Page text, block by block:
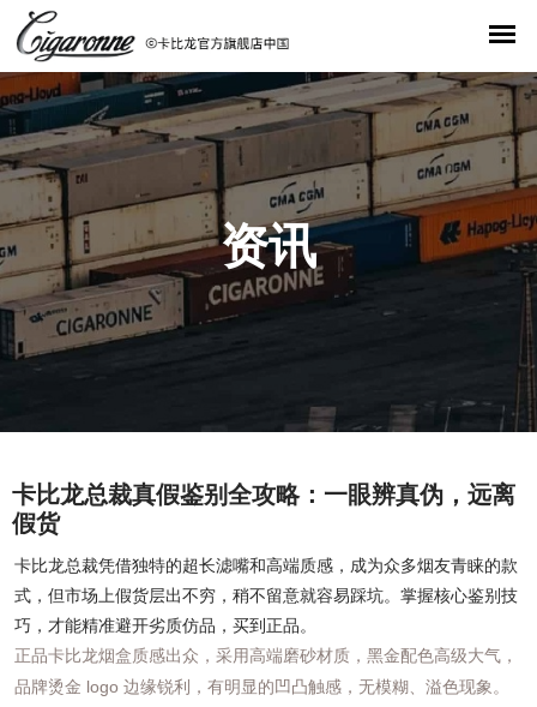
资讯
卡比龙总裁真假鉴别全攻略：一眼辨真伪，远离
假货
卡比龙总裁凭借独特的超长滤嘴和高端质感，成为众多烟友青睐的款
式，但市场上假货层出不穷，稍不留意就容易踩坑。掌握核心鉴别技
巧，才能精准避开劣质仿品，买到正品。
正品卡比龙烟盒质感出众，采用高端磨砂材质，黑金配色高级大气，
品牌烫金 logo 边缘锐利，有明显的凹凸触感，无模糊、溢色现象。